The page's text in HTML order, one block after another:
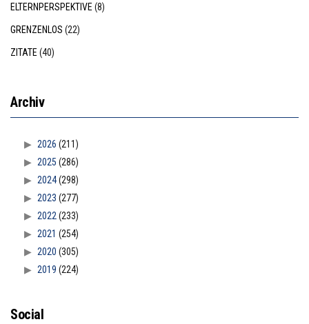
ELTERNPERSPEKTIVE (8)
GRENZENLOS (22)
ZITATE (40)
Archiv
2026 (211)
2025 (286)
2024(298)
2023 (277)
2022 (233)
2021 (254)
2020 (305)
2019 (224)
Social